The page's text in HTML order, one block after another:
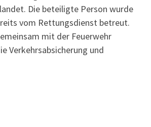
Die beteiligte Person wurde
vom Rettungsdienst betreut.
mit der Feuerwehr
Verkehrsabsicherung und